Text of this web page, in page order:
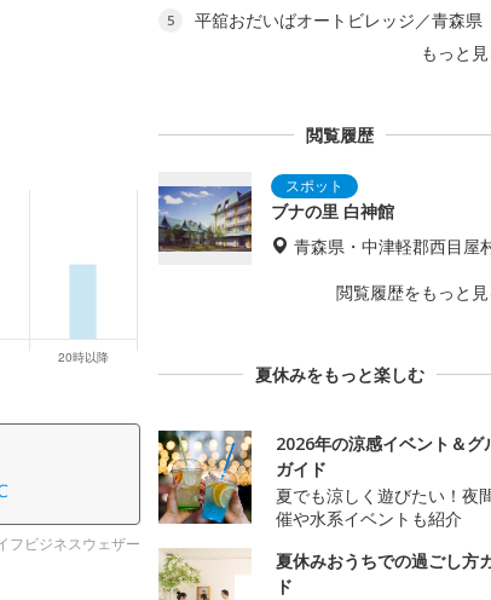
フビジネスウェザー
5
平舘おだいばオートビレッジ／青森県
もっと見
閲覧履歴
ブナの里 白神館
青森県・中津軽郡西目屋
閲覧履歴をもっと見
夏休みをもっと楽しむ
2026年の涼感イベント＆グ
ガイド
夏でも涼しく遊びたい！夜
催や水系イベントも紹介
夏休みおうちでの過ごし方
ド